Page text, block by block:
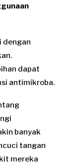
dengan
dapat
antimikroba.
banyak
tangan
mereka